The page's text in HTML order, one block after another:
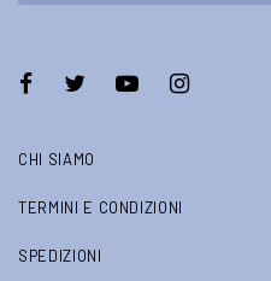
CHI SIAMO
TERMINI E CONDIZIONI
SPEDIZIONI